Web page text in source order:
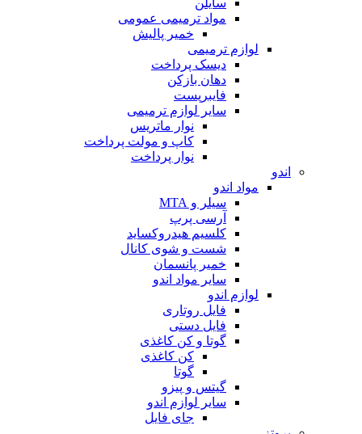
سایلن
مواد ترمیمی عمومی
خمیر پالیش
لوازم ترمیمی
دیسک پرداخت
دهان بازکن
فایبرپست
سایر لوازم ترمیمی
نوار ماتریس
کاپ و مولت پرداخت
نوار پرداخت
اندو
مواد اندو
سیلر و MTA
آرسی پرپ
کلسیم هیدروکساید
شست و شوی کانال
خمیر پانسمان
سایر مواد اندو
لوازم اندو
فایل روتاری
فایل دستی
گوتا و کن کاغذی
کن کاغذی
گوتا
گیتس و پیزو
سایر لوازم اندو
جای فایل